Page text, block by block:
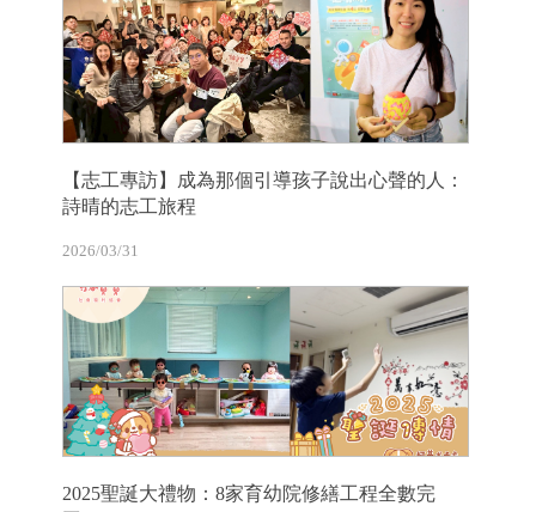
【志工專訪】成為那個引導孩子說出心聲的人：
詩晴的志工旅程
2026/03/31
2025聖誕大禮物：8家育幼院修繕工程全數完